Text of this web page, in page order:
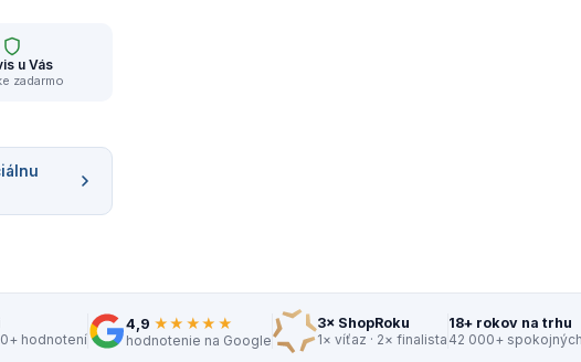
u Vás
zadarmo
hodnotení
4,9 ★★★★★
hodnotenie na Google
3× ShopRoku
1× víťaz · 2× finalista
18+ rokov na trhu
42 000+